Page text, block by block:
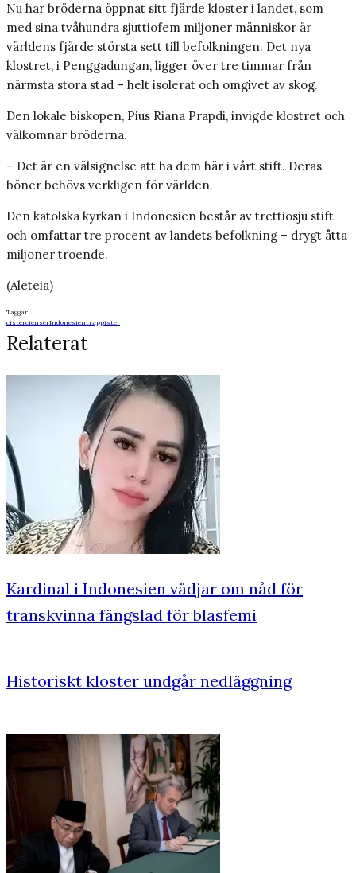
Nu har bröderna öppnat sitt fjärde kloster i landet, som
med sina tvåhundra sjuttiofem miljoner människor är
världens fjärde största sett till befolkningen. Det nya
klostret, i Penggadungan, ligger över tre timmar från
närmsta stora stad – helt isolerat och omgivet av skog.
Den lokale biskopen, Pius Riana Prapdi, invigde klostret och
välkomnar bröderna.
– Det är en välsignelse att ha dem här i vårt stift. Deras
böner behövs verkligen för världen.
Den katolska kyrkan i Indonesien består av trettiosju stift
och omfattar tre procent av landets befolkning – drygt åtta
miljoner troende.
(Aleteia)
Taggar
cistercienserIndonesientrappister
Relaterat
Kardinal i Indonesien vädjar om nåd för
transkvinna fängslad för blasfemi
Historiskt kloster undgår nedläggning